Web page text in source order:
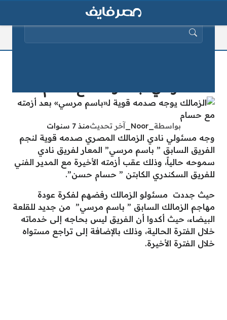
بواسطة _Noor_ آخر تحديثمنذ 7 سنوات
وجه مسئولي نادي الزمالك المصري صدمه قوية لنجم
الفريق السابق ” باسم مرسي” المعار لفريق نادي
سموحه حالياً، وذلك عقب أزمته الأخيرة مع المدير الفني
للفريق السكندري الكابتن ” حسام حسن”.
حيث جددت مسئولو الزمالك رفضهم لفكرة عودة
مهاجم الزمالك السابق ” باسم مرسي” من جديد للقلعة
البيضاء، حيث أكدوا أن الفريق ليس بحاجه إلى خدماته
خلال الفترة الحالية، وذلك بالإضافة إلى تراجع مستواه
خلال الفترة الأخيرة.
البحث عن: